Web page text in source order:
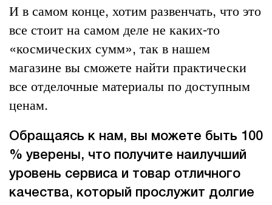
И в самом конце, хотим развенчать, что это
все стоит на самом деле не каких-то
«космических сумм», так в нашем
магазине вы сможете найти практически
все отделочные материалыпо доступным
ценам.
Обращаясь к нам, вы можете быть 100
% уверены, что получите наилучший
уровень сервиса и товар отличного
качества, который прослужит долгие